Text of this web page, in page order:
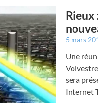
Rieux
5 mars
Une
sera
Internet